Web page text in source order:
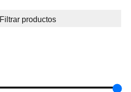
Filtrar productos